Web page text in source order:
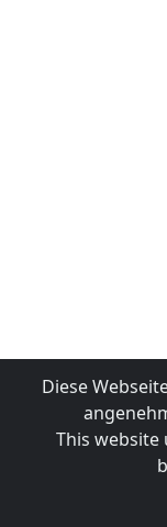
Diese
This website